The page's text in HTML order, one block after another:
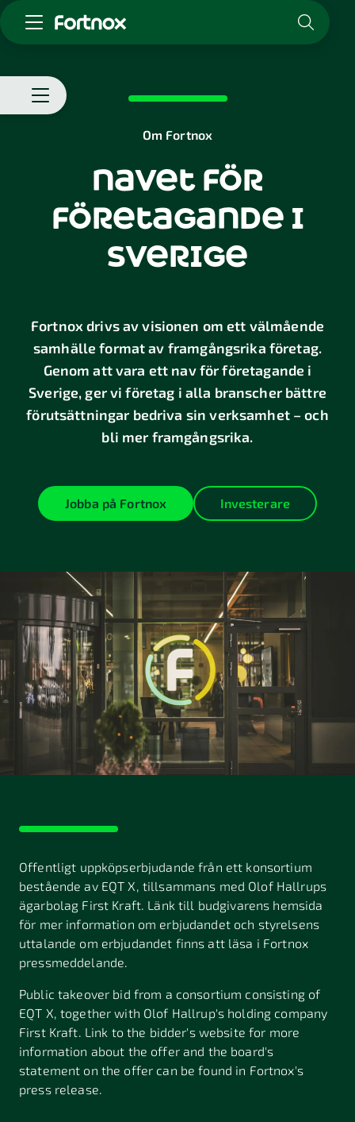
Starta företag
Skaffa Fortnox
Kontakt
du
välja
Fortnox
Jobba
hos
oss
Employer
Value
Proposition
våra
medarbetare
Våra
kontor
Växjö
Malmö
Linköping
Integritet
och
Dataskydd
Säkerhet
Cookies
Incidenthantering
Avtal
och
villkor
Fortnox
Bug
Bounty
Bedrägerier
Visselbåsning
Om Fortnox
navet för
företagande i
sverige
Fortnox drivs av visionen om ett välmående
samhälle format av framgångsrika företag.
Genom att vara ett nav för företagande i
Sverige, ger vi företag i alla branscher bättre
förutsättningar bedriva sin verksamhet – och
bli mer framgångsrika.
Jobba på Fortnox Investerare
Offentligt uppköpserbjudande från ett konsortium
bestående av EQT X, tillsammans med Olof Hallrups
ägarbolag First Kraft. Länk till budgivarens hemsida
för mer information om erbjudandet och styrelsens
uttalande om erbjudandet finns att läsa i Fortnox
pressmeddelande.
Public takeover bid from a consortium consisting of
EQT X, together with Olof Hallrup's holding company
First Kraft. Link to the bidder's website for more
information about the offer and the board's
statement on the offer can be found in Fortnox's
press release.